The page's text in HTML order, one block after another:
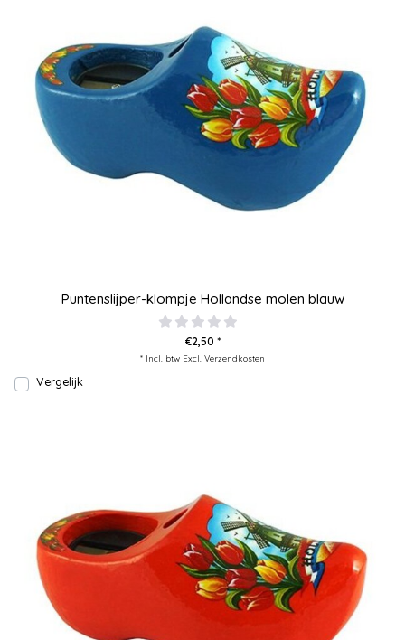
Puntenslijper-klompje Hollandse molen blauw
€2,50 *
* Incl. btw Excl. Verzendkosten
Vergelijk